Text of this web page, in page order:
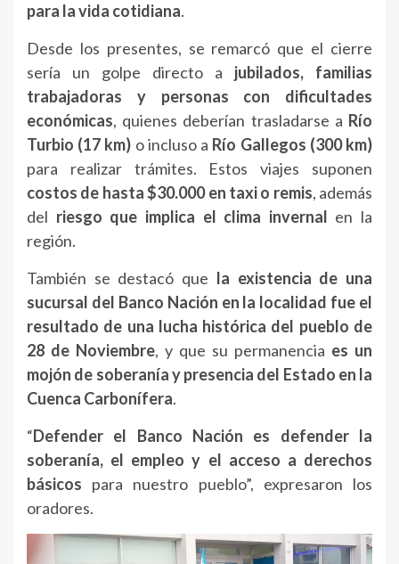
para la vida cotidiana.
Desde los presentes, se remarcó que el cierre
sería un golpe directo a jubilados, familias
trabajadoras y personas con dificultades
económicas, quienes deberían trasladarse a Río
Turbio (17 km) o incluso a Río Gallegos (300 km)
para realizar trámites. Estos viajes suponen
costos de hasta $30.000 en taxi o remis, además
del riesgo que implica el clima invernal en la
región.
También se destacó que la existencia de una
sucursal del Banco Nación en la localidad fue el
resultado de una lucha histórica del pueblo de
28 de Noviembre, y que su permanencia es un
mojón de soberanía y presencia del Estado en la
Cuenca Carbonífera.
“Defender el Banco Nación es defender la
soberanía, el empleo y el acceso a derechos
básicos para nuestro pueblo”, expresaron los
oradores.